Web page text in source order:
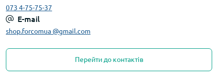
073 4-75-75-37
E-mail
shop.forcomua @gmail.com
Перейти до контактів